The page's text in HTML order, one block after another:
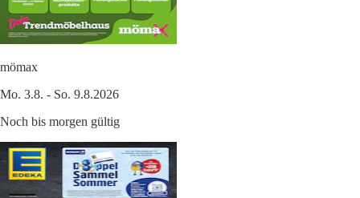
mömax
Mo. 3.8. - So. 9.8.2026
Noch bis morgen gültig